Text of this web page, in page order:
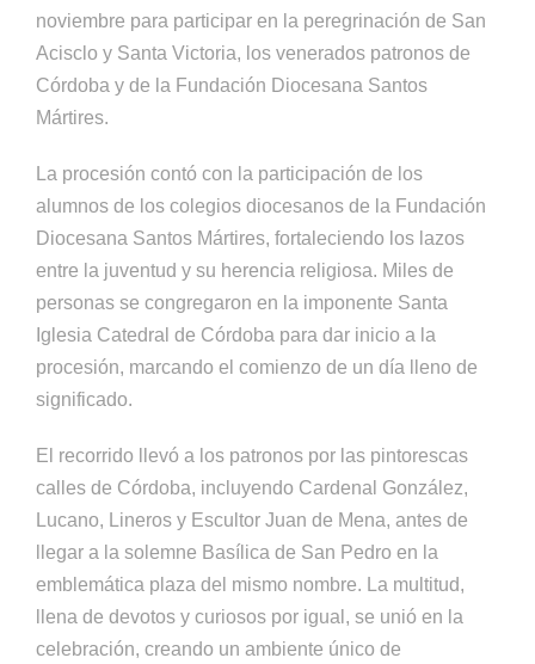
noviembre para participar en la peregrinación de San
Acisclo y Santa Victoria, los venerados patronos de
Córdoba y de la Fundación Diocesana Santos
Mártires.
La procesión contó con la participación de los
alumnos de los colegios diocesanos de la Fundación
Diocesana Santos Mártires, fortaleciendo los lazos
entre la juventud y su herencia religiosa. Miles de
personas se congregaron en la imponente Santa
Iglesia Catedral de Córdoba para dar inicio a la
procesión, marcando el comienzo de un día lleno de
significado.
El recorrido llevó a los patronos por las pintorescas
calles de Córdoba, incluyendo Cardenal González,
Lucano, Lineros y Escultor Juan de Mena, antes de
llegar a la solemne Basílica de San Pedro en la
emblemática plaza del mismo nombre. La multitud,
llena de devotos y curiosos por igual, se unió en la
celebración, creando un ambiente único de